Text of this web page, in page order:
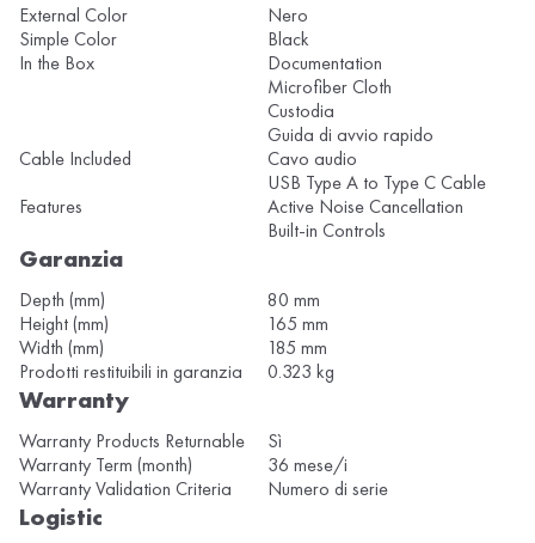
External Color
Nero
Simple Color
Black
In the Box
Documentation
Microfiber Cloth
Custodia
Guida di avvio rapido
Cable Included
Cavo audio
USB Type A to Type C Cable
Features
Active Noise Cancellation
Built-in Controls
Garanzia
Depth (mm)
80 mm
Height (mm)
165 mm
Width (mm)
185 mm
Prodotti restituibili in garanzia
0.323 kg
Warranty
Warranty Products Returnable
Sì
Warranty Term (month)
36 mese/i
Warranty Validation Criteria
Numero di serie
Logistic